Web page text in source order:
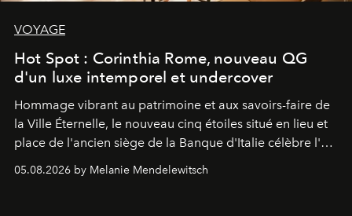
VOYAGE
Hot Spot : Corinthia Rome, nouveau QG
d'un luxe intemporel et undercover
Hommage vibrant au patrimoine et aux savoirs-faire de
la Ville Éternelle, le nouveau cinq étoiles situé en lieu et
place de l'ancien siège de la Banque d'Italie célèbre l'art
05.08.2026 by Melanie Mendelewitsch